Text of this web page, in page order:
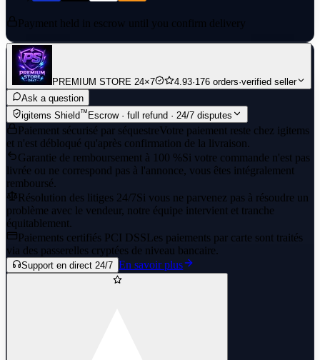
Payment held in escrow until you confirm delivery
PREMIUM STORE 24×7 4.93·176 orders·verified seller
Ask a question
igitems Shield™Escrow · full refund · 24/7 disputes
Paiement sécurisé par séquestreVotre paiement reste chez igitems
et n'est débloqué qu'après confirmation de la livraison.
Garantie de remboursement à 100 %Si votre commande n'est pas
livrée ou ne correspond pas à l'annonce, vous êtes intégralement
remboursé.
Résolution des litiges 24/7Si vous ne parvenez pas à résoudre un
problème avec le vendeur, notre équipe intervient et tranche
équitablement.
Paiements certifiés PCI DSSLes paiements par carte sont traités
via des passerelles cryptées de niveau bancaire.
Support en direct 24/7 En savoir plus